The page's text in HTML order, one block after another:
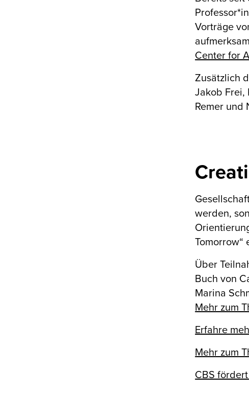
Vorträge
Center for
Zusätzlich
Jakob Frei,
Remer und
werden,
Tomorrow“
Über
Buch von
Marina
Mehr zum
Erfahre
Mehr zum
CBS